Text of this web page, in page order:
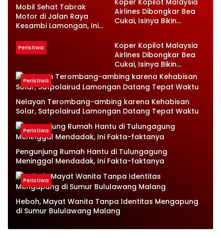
Mobil Sehat Tabrak
Motor di Jalan Raya
Kesambi Lamongan, Ini
Airlines Dibongkar Bea
Cukai, Isinya Bikin
Peristiwa
Koper Kopilot Malaysia
Airlines Dibongkar Bea
Cukai, Isinya Bikin
Petugas Terkejut
Peristiwa
Nelayan Terombang-ambing karena Kehabisan
Solar, Satpolairud Lamongan Datang Tepat Waktu
Peristiwa
Pengunjung Rumah Hantu di Tulungagung
Meninggal Mendadak, Ini Fakta-faktanya
Peristiwa
Heboh, Mayat Wanita Tanpa Identitas Mengapung
di Sumur Bululawang Malang